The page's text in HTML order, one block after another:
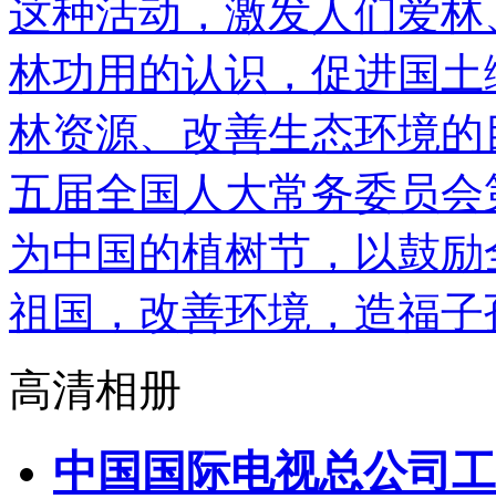
这种活动，激发人们爱
林功用的认识，促进国
林资源、改善生态环境
五届全国人大常务委员
为中国的植树节，以鼓
祖国，改善环境，造福
高清相册
中国国际电视总公司